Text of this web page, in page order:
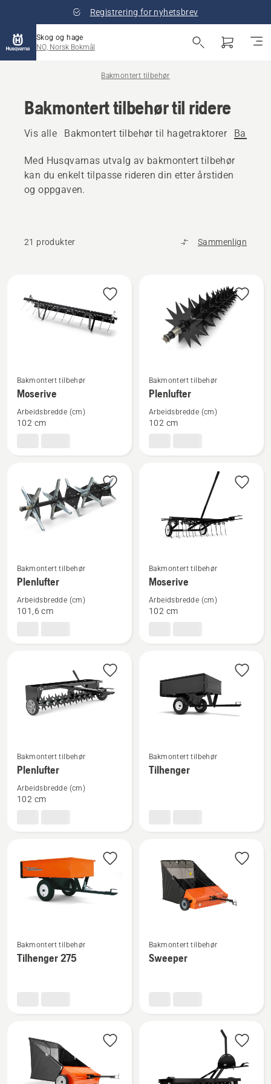
Registrering for nyhetsbrev
Skog og hage
NO, Norsk Bokmål
Bakmontert tilbehør
Bakmontert tilbehør til ridere
Vis alle Bakmontert tilbehør til hagetraktorer
Med Husqvarnas utvalg av bakmontert tilbehør
kan du enkelt tilpasse rideren din etter årstiden
og oppgaven.
21 produkter Sammenlign
produkter
flere
detaljer
om
Moserive
Bakmontert tilbehør
Moserive
Arbeidsbredde (cm)
102 cm
flere
detaljer
om
Plenlufter
Bakmontert tilbehør
Plenlufter
Arbeidsbredde (cm)
102 cm
flere
detaljer
om
Plenlufter
Bakmontert tilbehør
Plenlufter
Arbeidsbredde (cm)
101,6 cm
flere
detaljer
om
Moserive
Bakmontert tilbehør
Moserive
Arbeidsbredde (cm)
102 cm
flere
detaljer
om
Bakmontert tilbehør
Plenlufter
Arbeidsbredde (cm)
102 cm
flere
detaljer
Bakmontert tilbehør
Tilhenger
flere
detaljer
Bakmontert tilbehør
Tilhenger 275
flere
detaljer
Bakmontert tilbehør
Sweeper